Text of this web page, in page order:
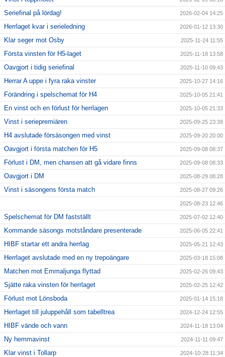
Seriefinal på lördag! 2026-02-04 14:25
Herrlaget kvar i serieledning 2026-01-12 13:30
Klar seger mot Osby 2025-11-24 11:55
Första vinsten för H5-laget 2025-11-18 13:58
Oavgjort i tidig seriefinal 2025-11-10 09:43
Herrar A uppe i fyra raka vinster 2025-10-27 14:16
Förändring i spelschemat för H4 2025-10-05 21:41
En vinst och en förlust för herrlagen 2025-10-05 21:33
Vinst i seriepremiären 2025-09-25 23:39
H4 avslutade försäsongen med vinst 2025-09-20 20:00
Oavgjort i första matchen för H5 2025-09-08 08:37
Förlust i DM, men chansen att gå vidare finns 2025-09-08 08:33
Oavgjort i DM 2025-08-29 08:28
Vinst i säsongens första match 2025-08-27 09:26
2025-08-23 12:46
Spelschemat för DM fastställt 2025-07-02 12:40
Kommande säsongs motståndare presenterade 2025-06-05 22:41
HIBF startar ett andra herrlag 2025-05-21 12:43
Herrlaget avslutade med en ny trepoängare 2025-03-18 15:08
Matchen mot Emmaljunga flyttad 2025-02-26 09:43
Sjätte raka vinsten för herrlaget 2025-02-25 12:42
Förlust mot Lönsboda 2025-01-14 15:18
Herrlaget till juluppehåll som tabelltrea 2024-12-24 12:55
HIBF vände och vann 2024-11-18 13:04
Ny hemmavinst 2024-11-11 09:47
Klar vinst i Tollarp 2024-10-28 11:34